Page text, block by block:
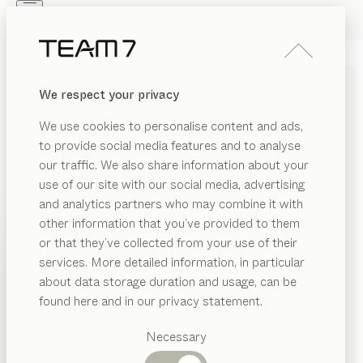
We respect your privacy
We use cookies to personalise content and ads,
to provide social media features and to analyse
our traffic. We also share information about your
use of our site with our social media, advertising
and analytics partners who may combine it with
other information that you’ve provided to them
or that they’ve collected from your use of their
services. More detailed information, in particular
about data storage duration and usage, can be
found here and in our privacy statement.
Necessary
PRODOTTI
ISPIRAZIONI
RIVENDITORI
Categorie
suggerite
PRODOTTI
ISPIRAZIONI
CHI SIAMO
RIVENDITORI
LIBRERIE E SCAFFALI
PERSONALIZZATI IN
LEGNO MASSELLO
Le librerie in legno massello TEAM 7 sono versatili e
multifunzionali e possono essere utilizzate in diversi
ambienti della casa. Il mix di materiali pregiati ne fa un
punto focale di grande fascino, nel quale troveranno
spazio tutti gli oggetti più belli. ...leggi di più
MATERIALE FINITURA TUTTI I FILTRI
MOSTRA